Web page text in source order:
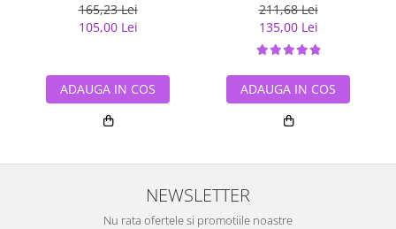
165,23 Lei
105,00 Lei
ADAUGA IN COS
211,68 Lei
135,00 Lei
ADAUGA IN COS
NEWSLETTER
Nu rata ofertele si promotiile noastre